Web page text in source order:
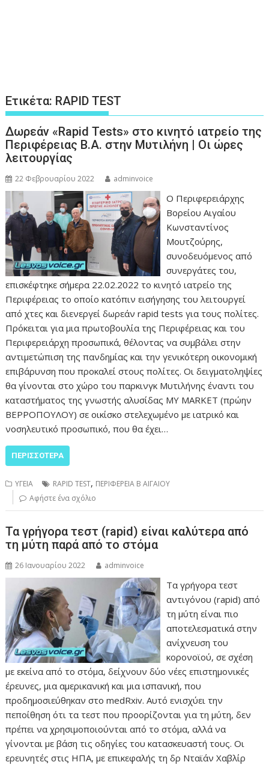
Ετικέτα: RAPID TEST
Δωρεάν «Rapid Tests» στο κινητό ιατρείο της
Περιφέρειας Β.Α. στην Μυτιλήνη | Οι ώρες
λειτουργίας
22 Φεβρουαρίου 2022 adminvoice
Ο Περιφερειάρχης
Βορείου Αιγαίου
Κωνσταντίνος
Μουτζούρης,
συνοδευόμενος από
συνεργάτες του,
επισκέφτηκε σήμερα 22.02.2022 το κινητό ιατρείο της
Περιφέρειας το οποίο κατόπιν εισήγησης του λειτουργεί
από χτες και διενεργεί δωρεάν rapid tests για τους πολίτες.
Πρόκειται για μια πρωτοβουλία της Περιφέρειας και του
Περιφερειάρχη προσωπικά, θέλοντας να συμβάλει στην
αντιμετώπιση της πανδημίας και την γενικότερη οικονομική
επιβάρυνση που προκαλεί στους πολίτες. Οι δειγματοληψίες
θα γίνονται στο χώρο του παρκινγκ Μυτιλήνης έναντι του
καταστήματος της γνωστής αλυσίδας MY MARKET (πρώην
ΒΕΡΡΟΠΟΥΛΟΥ) σε οικίσκο στελεχωμένο με ιατρικό και
νοσηλευτικό προσωπικό, που θα έχει…
ΠΕΡΙΣΣΌΤΕΡΑ
ΥΓΕΙΑ RAPID TEST, ΠΕΡΙΦΕΡΕΙΑ Β ΑΙΓΑΙΟΥ
Αφήστε ένα σχόλιο
Τα γρήγορα τεστ (rapid) είναι καλύτερα από
τη μύτη παρά από το στόμα
26 Ιανουαρίου 2022 adminvoice
Τα γρήγορα τεστ
αντιγόνου (rapid) από
τη μύτη είναι πιο
αποτελεσματικά στην
ανίχνευση του
κορονοϊού, σε σχέση
με εκείνα από το στόμα, δείχνουν δύο νέες επιστημονικές
έρευνες, μια αμερικανική και μια ισπανική, που
προδημοσιεύθηκαν στο medRxiv. Αυτό ενισχύει την
πεποίθηση ότι τα τεστ που προορίζονται για τη μύτη, δεν
πρέπει να χρησιμοποιούνται από το στόμα, αλλά να
γίνονται με βάση τις οδηγίες του κατασκευαστή τους. Οι
ερευνητές στις ΗΠΑ, με επικεφαλής τη δρ Νταϊάν Χαβλίρ